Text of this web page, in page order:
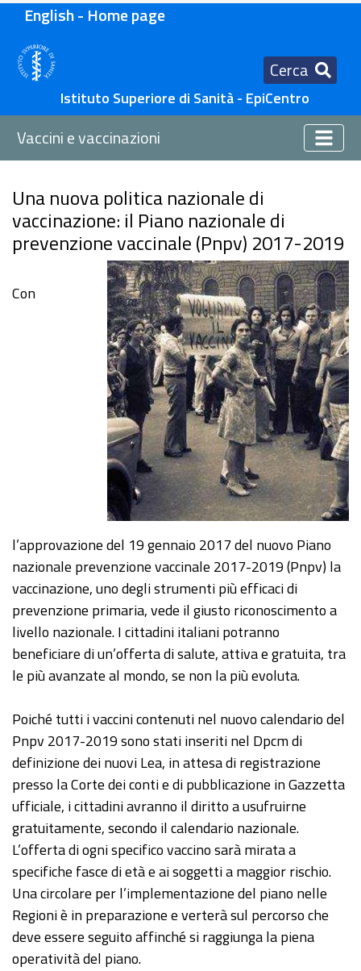
English - Home page
Cerca
Istituto Superiore di Sanità - EpiCentro
Vaccini e vaccinazioni
Una nuova politica nazionale di
vaccinazione: il Piano nazionale di
prevenzione vaccinale (Pnpv) 2017-2019
Con
l’approvazione del 19 gennaio 2017 del nuovo Piano
nazionale prevenzione vaccinale 2017-2019 (Pnpv) la
vaccinazione, uno degli strumenti più efficaci di
prevenzione primaria, vede il giusto riconoscimento a
livello nazionale. I cittadini italiani potranno
beneficiare di un’offerta di salute, attiva e gratuita, tra
le più avanzate al mondo, se non la più evoluta.
Poiché tutti i vaccini contenuti nel nuovo calendario del
Pnpv 2017-2019 sono stati inseriti nel Dpcm di
definizione dei nuovi Lea, in attesa di registrazione
presso la Corte dei conti e di pubblicazione in Gazzetta
ufficiale, i cittadini avranno il diritto a usufruirne
gratuitamente, secondo il calendario nazionale.
L’offerta di ogni specifico vaccino sarà mirata a
specifiche fasce di età e ai soggetti a maggior rischio.
Una circolare per l’implementazione del piano nelle
Regioni è in preparazione e verterà sul percorso che
deve essere seguito affinché si raggiunga la piena
operatività del piano.